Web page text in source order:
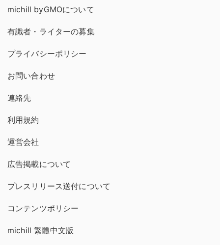
michill byGMOについて
有識者・ライターの募集
プライバシーポリシー
お問い合わせ
連絡先
利用規約
運営会社
広告掲載について
プレスリリース送付について
コンテンツポリシー
michill 繁體中文版